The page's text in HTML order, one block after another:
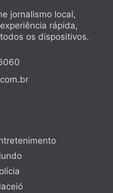
jornalismo local,
rápida,
os dispositivos.